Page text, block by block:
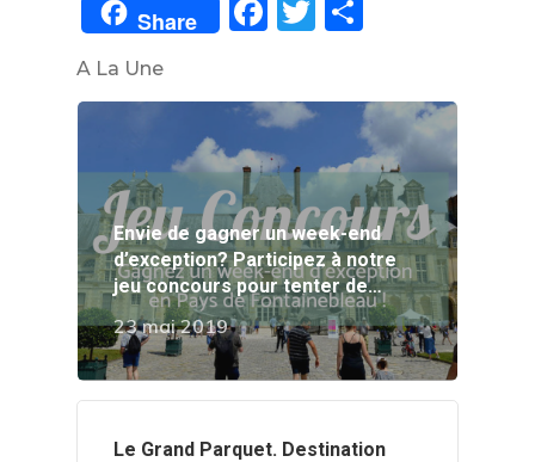
Share Facebook
Twitter
A La Une
Envie de gagner un week-end
d’exception? Participez à notre
jeu concours pour tenter de…
23 mai 2019
‍️Le Grand Parquet. Destination